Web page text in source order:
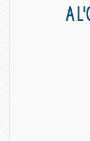
A